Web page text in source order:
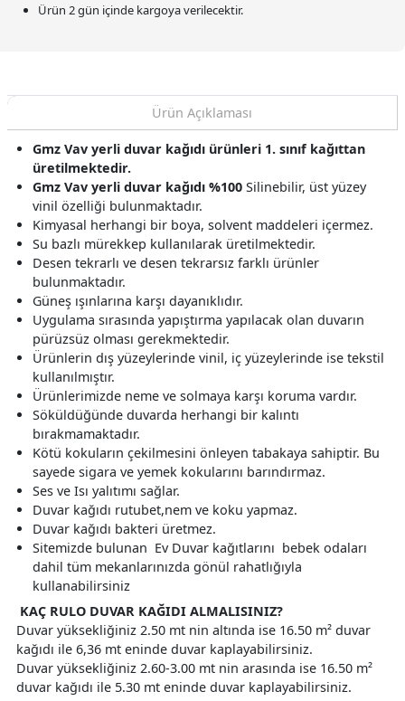
Ürün 2 gün içinde kargoya verilecektir.
Ürün Açıklaması
Gmz Vav yerli duvar kağıdı ürünleri 1. sınıf kağıttan
üretilmektedir.
Gmz Vav yerli duvar kağıdı %100 Silinebilir, üst yüzey
vinil özelliği bulunmaktadır.
Kimyasal herhangi bir boya, solvent maddeleri içermez.
Su bazlı mürekkep kullanılarak üretilmektedir.
Desen tekrarlı ve desen tekrarsız farklı ürünler
bulunmaktadır.
Güneş ışınlarına karşı dayanıklıdır.
Uygulama sırasında yapıştırma yapılacak olan duvarın
pürüzsüz olması gerekmektedir.
Ürünlerin dış yüzeylerinde vinil, iç yüzeylerinde ise tekstil
kullanılmıştır.
Ürünlerimizde neme ve solmaya karşı koruma vardır.
Söküldüğünde duvarda herhangi bir kalıntı
bırakmamaktadır.
Kötü kokuların çekilmesini önleyen tabakaya sahiptir. Bu
sayede sigara ve yemek kokularını barındırmaz.
Ses ve Isı yalıtımı sağlar.
Duvar kağıdı rutubet,nem ve koku yapmaz.
Duvar kağıdı bakteri üretmez.
Sitemizde bulunan Ev Duvar kağıtlarını bebek odaları
dahil tüm mekanlarınızda gönül rahatlığıyla
kullanabilirsiniz
KAÇ RULO DUVAR KAĞIDI ALMALISINIZ?
Duvar yüksekliğiniz 2.50 mt nin altında ise 16.50 m² duvar
kağıdı ile 6,36 mt eninde duvar kaplayabilirsiniz.
Duvar yüksekliğiniz 2.60-3.00 mt nin arasında ise 16.50 m²
duvar kağıdı ile 5.30 mt eninde duvar kaplayabilirsiniz.